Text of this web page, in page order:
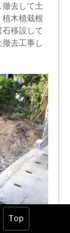
去して土
木植栽根
移設して
去工事し
Top